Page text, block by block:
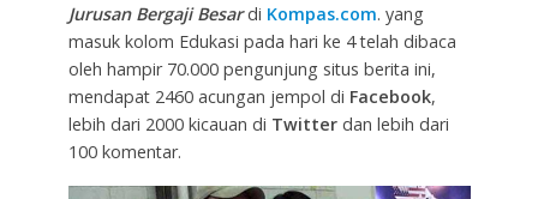
Jurusan Bergaji Besardi Kompas.com. yang
masuk kolom Edukasi pada hari ke 4 telah dibaca
oleh hampir 70.000 pengunjung situs berita ini,
mendapat 2460 acungan jempol di Facebook,
lebih dari 2000 kicauan di Twitter dan lebih dari
100 komentar.